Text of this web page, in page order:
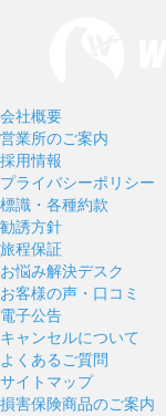
会社概要
営業所のご案内
採用情報
プライバシーポリシー
標識・各種約款
勧誘方針
旅程保証
お悩み解決デスク
お客様の声・口コミ
電子公告
キャンセルについて
よくあるご質問
サイトマップ
損害保険商品のご案内